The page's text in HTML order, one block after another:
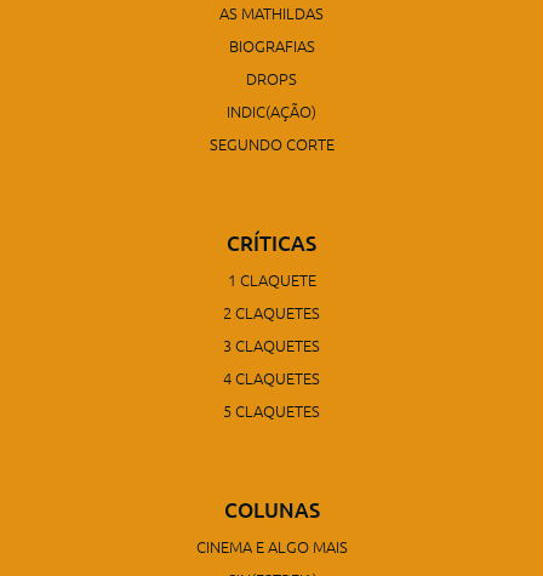
AS MATHILDAS
BIOGRAFIAS
DROPS
INDIC(AÇÃO)
SEGUNDO CORTE
CRÍTICAS
1 CLAQUETE
2 CLAQUETES
3 CLAQUETES
4 CLAQUETES
5 CLAQUETES
COLUNAS
CINEMA E ALGO MAIS